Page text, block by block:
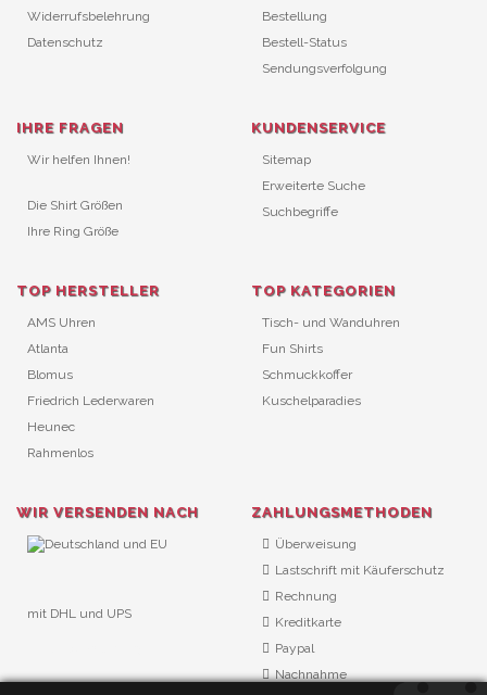
Widerrufsbelehrung
Datenschutz
Bestellung
Bestell-Status
Sendungsverfolgung
IHRE FRAGEN
Wir helfen Ihnen!
Die Shirt Größen
Ihre Ring Größe
KUNDENSERVICE
Sitemap
Erweiterte Suche
Suchbegriffe
TOP HERSTELLER
AMS Uhren
Atlanta
Blomus
Friedrich Lederwaren
Heunec
Rahmenlos
TOP KATEGORIEN
Tisch- und Wanduhren
Fun Shirts
Schmuckkoffer
Kuschelparadies
WIR VERSENDEN NACH
mit DHL und UPS
ZAHLUNGSMETHODEN
Überweisung
Lastschrift mit Käuferschutz
Rechnung
Kreditkarte
Paypal
Nachnahme